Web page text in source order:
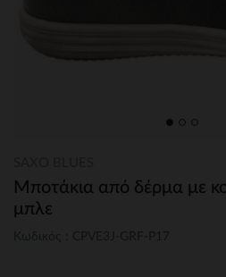
Μποτάκια από δέρμα με
μπλε